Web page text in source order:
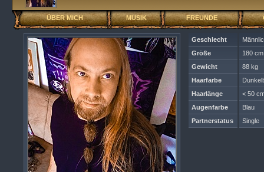
ÜBER MICH MUSIK FREUNDE
Geschlecht
Größe
180 cm
Gewicht
88 kg
Haarfarbe
Haarlänge
< 50
Augenfarbe
Blau
Partnerstatus
Single